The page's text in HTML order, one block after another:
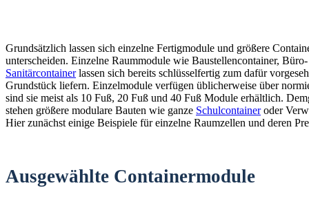
Grundsätzlich lassen sich einzelne Fertigmodule und größere
unterscheiden. Einzelne Raummodule wie Baustellencontainer,
Sanitärcontainerlassen sich bereits schlüsselfertig zum dafür
Grundstück liefern. Einzelmodule verfügen üblicherweise über
sind sie meist als 10 Fuß, 20 Fuß und 40 Fuß Module erhältlich.
stehen größere modulare Bauten wie ganze Schulcontaineroder
Hier zunächst einige Beispiele für einzelne Raumzellen und deren
Ausgewählte Containermodule